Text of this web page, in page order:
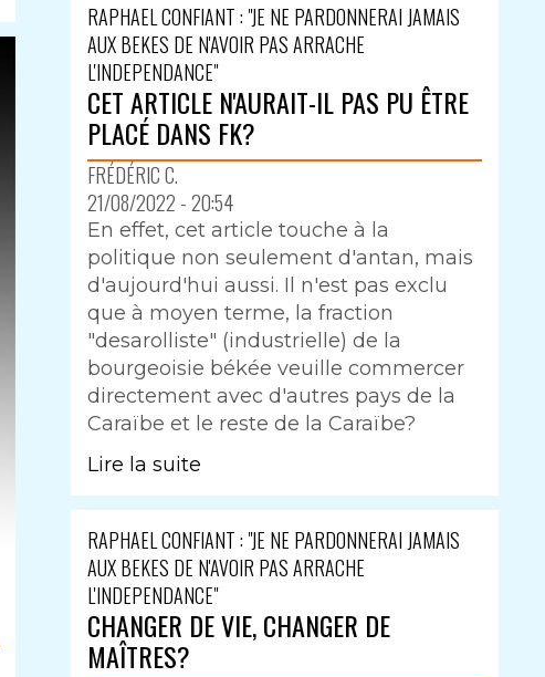
RAPHAEL CONFIANT : "JE NE PARDONNERAI JAMAIS
AUX BEKES DE N'AVOIR PAS ARRACHE
L'INDEPENDANCE"
CET ARTICLE N'AURAIT-IL PAS PU ÊTRE
PLACÉ DANS FK?
FRÉDÉRIC C.
21/08/2022 - 20:54
En effet, cet article touche à la
politique non seulement d'antan, mais
d'aujourd'hui aussi. Il n'est pas exclu
que à moyen terme, la fraction
"desarolliste" (industrielle) de la
bourgeoisie békée veuille commercer
directement avec d'autres pays de la
Caraïbe et le reste de la Caraïbe?
Lire la suite
RAPHAEL CONFIANT : "JE NE PARDONNERAI JAMAIS
AUX BEKES DE N'AVOIR PAS ARRACHE
L'INDEPENDANCE"
CHANGER DE VIE, CHANGER DE
MAÎTRES?